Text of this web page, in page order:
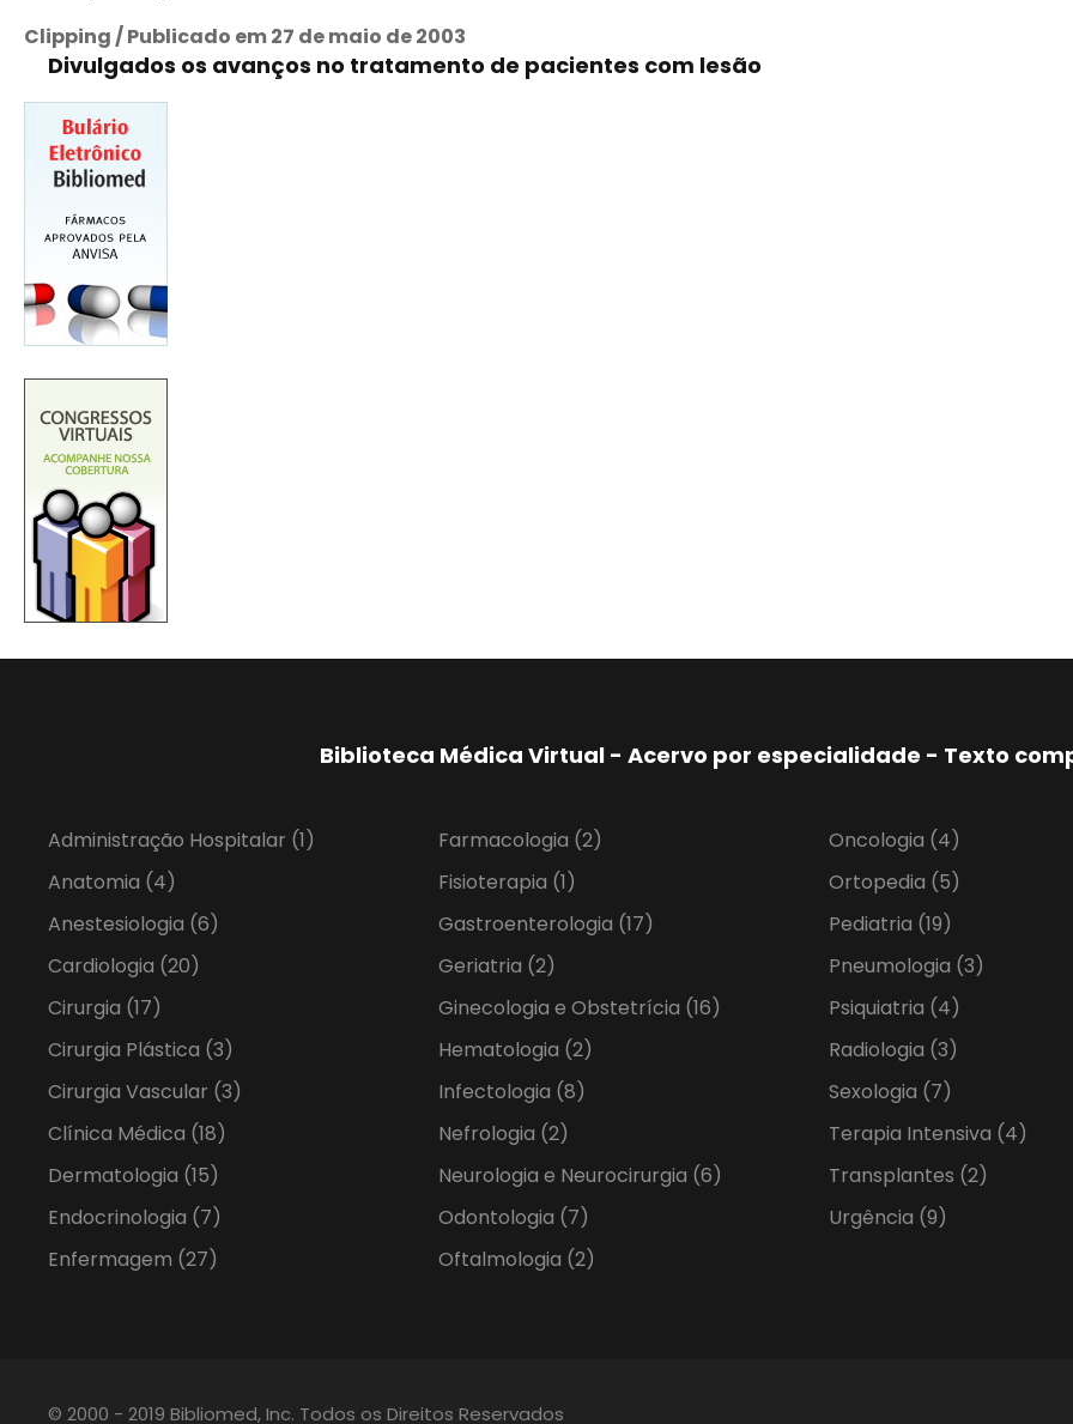
Clipping / Publicado em 27 de maio de 2003
Divulgados os avanços no tratamento de pacientes com lesão
Biblioteca Médica Virtual - Acervo por especialidade - Texto
Administração Hospitalar (1)
Anatomia (4)
Anestesiologia (6)
Cardiologia (20)
Cirurgia (17)
Cirurgia Plástica (3)
Cirurgia Vascular (3)
Clínica Médica (18)
Dermatologia (15)
Endocrinologia (7)
Enfermagem (27)
Farmacologia (2)
Fisioterapia (1)
Gastroenterologia (17)
Geriatria (2)
Ginecologia e Obstetrícia (16)
Hematologia (2)
Infectologia (8)
Nefrologia (2)
Neurologia e Neurocirurgia (6)
Odontologia (7)
Oftalmologia (2)
Oncologia (4)
Ortopedia (5)
Pediatria (19)
Pneumologia (3)
Psiquiatria (4)
Radiologia (3)
Sexologia (7)
Terapia Intensiva (4)
Transplantes (2)
Urgência (9)
© 2000 - 2019 Bibliomed, Inc. Todos os Direitos Reservados